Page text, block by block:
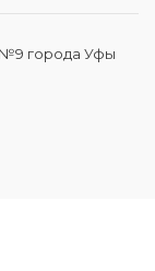
№9 города Уфы